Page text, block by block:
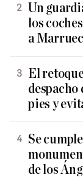
Un
los
a
El
despacho
pies y
Se
de los